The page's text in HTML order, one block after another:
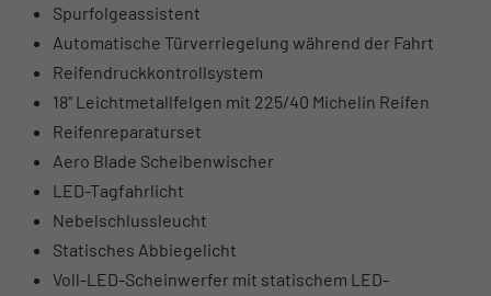
Spurfolgeassistent
Automatische Türverriegelung während der Fahrt
Reifendruckkontrollsystem
18" Leichtmetallfelgen mit 225/40 Michelin Reifen
Reifenreparaturset
Aero Blade Scheibenwischer
LED-Tagfahrlicht
Nebelschlussleucht
Statisches Abbiegelicht
Voll-LED-Scheinwerfer mit statischem LED-